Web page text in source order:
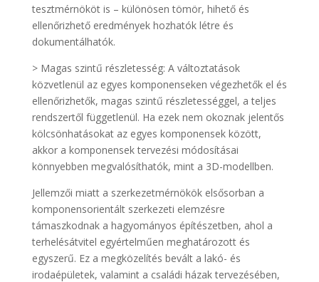
tesztmérnököt is – különösen tömör, hihető és
ellenőrizhető eredmények hozhatók létre és
dokumentálhatók.
> Magas szintű részletesség: A változtatások
közvetlenül az egyes komponenseken végezhetők el és
ellenőrizhetők, magas szintű részletességgel, a teljes
rendszertől függetlenül. Ha ezek nem okoznak jelentős
kölcsönhatásokat az egyes komponensek között,
akkor a komponensek tervezési módosításai
könnyebben megvalósíthatók, mint a 3D-modellben.
Jellemzői miatt a szerkezetmérnökök elsősorban a
komponensorientált szerkezeti elemzésre
támaszkodnak a hagyományos építészetben, ahol a
terhelésátvitel egyértelműen meghatározott és
egyszerű. Ez a megközelítés bevált a lakó- és
irodaépületek, valamint a családi házak tervezésében,